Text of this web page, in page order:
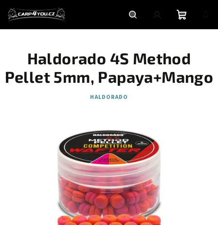
obsah
HledatPřihlášeníNákupní
košík
Haldorado 4S Method
Pellet 5mm, Papaya+Mango
HALDORADO